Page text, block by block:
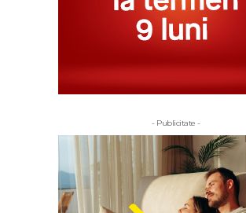
- Publicitate -